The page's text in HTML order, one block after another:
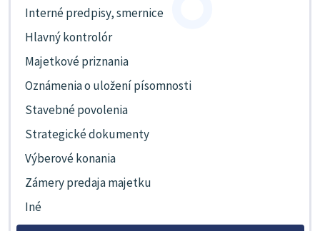
Interné predpisy, smernice
Hlavný kontrolór
Majetkové priznania
Oznámenia o uložení písomnosti
Stavebné povolenia
Strategické dokumenty
Výberové konania
Zámery predaja majetku
Iné